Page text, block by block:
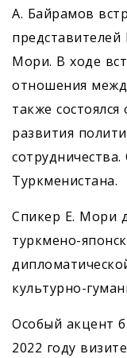
А. Байрамов
Мори. В ходе
отношения
также
развития
Туркменистана.
Спикер Е. Мори
туркмено-
культурно-
Особый акцент
2022 году